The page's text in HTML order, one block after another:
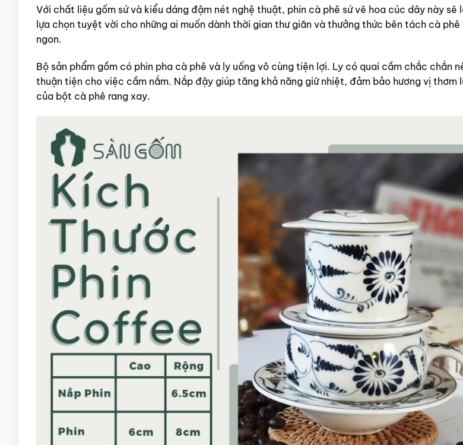
Với chất liệu gốm sứ và kiểu dáng đậm nét nghệ thuật, phin cà phê sứ vẽ hoa cúc dây này sẽ
lựa chọn tuyệt vời cho những ai muốn dành thời gian thư giãn và thưởng thức bên tách cà phê
ngon.
Bộ sản phẩm gồm có phin pha cà phê và ly uống vô cùng tiện lợi. Ly có quai cầm chắc chắn
thuận tiện cho việc cầm nắm. Nắp đậy giúp tăng khả năng giữ nhiệt, đảm bảo hương vị thơm
của bột cà phê rang xay.